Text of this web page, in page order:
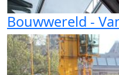
Bouwwereld -